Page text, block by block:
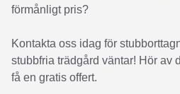
förmånligt pris?
Kontakta oss idag för
stubbfria trädgård väntar! Hör av
få en gratis offert.